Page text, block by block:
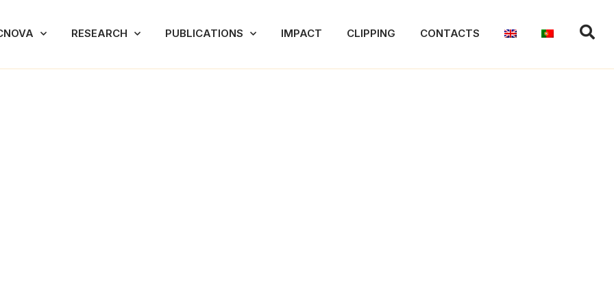
RESEARCH PUBLICATIONS IMPACT CLIPPING CONTACTS